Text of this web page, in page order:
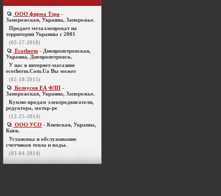
ООО фирма Тэра -
Запорожская, Украина, Запорожье.
Продает металлопрокат на
территории Украины с 2001
(05-17-2018)
Ecotherm - Днепропетровская,
Украина, Днепропетровск.
У нас в интернет-магазине
ecotherm.Com.Ua Вы может
(02-18-2015)
Белоусов ЕА ФЛП -
Запорожская, Украина, Запорожье.
Куплю-продам электродвигатели,
редуктора, мотор-ре
(12-25-2014)
ООО УСО - Киевская, Украина,
Киев.
Установка и обслуживание
счетчиков тепла и воды.
(03-04-2014)